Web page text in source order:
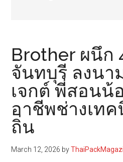
Brother ผนึก
จันทบุรี ลงนา
เจกต์ พี่สอนน้
อาชีพช่างเท
ถิ่น
March 12, 2026 by